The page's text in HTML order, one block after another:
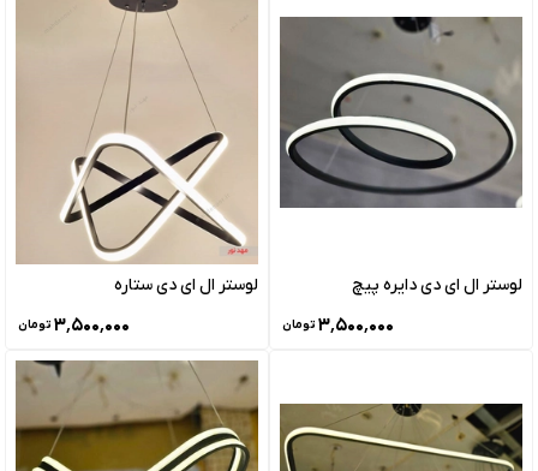
لوستر ال ای دی دایره پیچ
۳٬۵۰۰٬۰۰۰ تومان
لوستر ال ای دی ستاره
۳٬۵۰۰٬۰۰۰ تومان